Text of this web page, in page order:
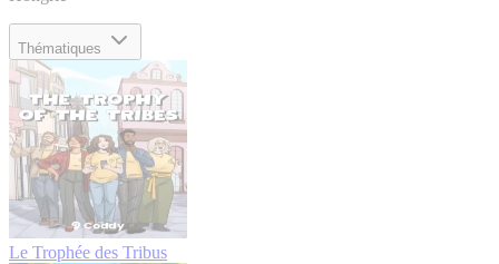
Thématiques
Le Trophée des Tribus